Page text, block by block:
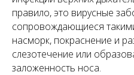
правило, это вирусные
сопровождающиеся
насморк, покраснение и
слезотечение или
заложенность носа.